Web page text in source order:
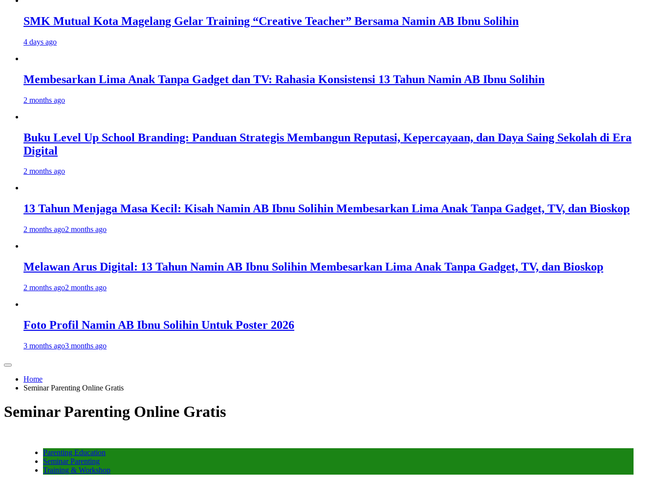
SMK Mutual Kota Magelang Gelar Training “Creative Teacher” Bersama Namin AB Ibnu Solihin
4 days ago
Membesarkan Lima Anak Tanpa Gadget dan TV: Rahasia Konsistensi 13 Tahun Namin AB Ibnu Solihin
2 months ago
Buku Level Up School Branding: Panduan Strategis Membangun Reputasi, Kepercayaan, dan Daya Saing Sekolah di Era
Digital
2 months ago
13 Tahun Menjaga Masa Kecil: Kisah Namin AB Ibnu Solihin Membesarkan Lima Anak Tanpa Gadget, TV, dan Bioskop
2 months ago2 months ago
Melawan Arus Digital: 13 Tahun Namin AB Ibnu Solihin Membesarkan Lima Anak Tanpa Gadget, TV, dan Bioskop
2 months ago2 months ago
Foto Profil Namin AB Ibnu Solihin Untuk Poster 2026
3 months ago3 months ago
Home
Seminar Parenting Online Gratis
Seminar Parenting Online Gratis
Parenting Education
Seminar Parenting
Training & Workshop